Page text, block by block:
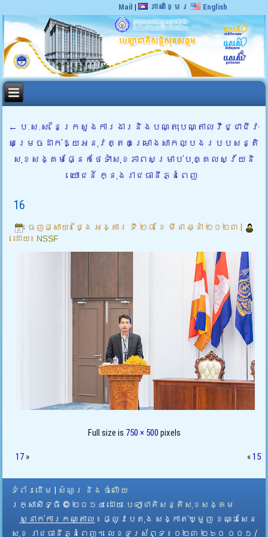
Mail | ភាសាខ្មែរ English
← ប.ស.ស. នៃក្រសួងការងារនិងបណ្តុះបណ្តាលវិជ្ជាជីវៈ
សម្រេចដាក់ឱ្យអនុវត្តគម្រោងសាកល្បងរបបសន្តិ
សុខសង្គមផ្នែកថែទាំសុខភាពសម្រាប់បុគ្គលស្វ័យនិ
យោជន៍ ក្នុងរាជធានីភ្នំពេញ
16
ចេញផ្សាយ៖ ថ្ងៃ អង្គារ ទី ២៨ ខែ មីនា ឆ្នាំ ២០២៣
ដោយ៖ NSSF
Full size is 750 × 500 pixels
17 » «15
ទំព័រដើម
សំណួរ និង ចំលើយ
រក្សាសិទ្ធិ © ២០១៤ ដោយ​ បេឡាជាតិសន្តិសុខសង្គម
ស្នាក់ការកណ្តាល ៖ ផ្លូវបេតុង សង្កាត់ឃ្មួញ ខណ្ឌសែន
សុខ រាជធានីភ្នំពេញ។ លេខទូរស័ព្ទ ៖ ០២៣ ២៦០ ០០១ /